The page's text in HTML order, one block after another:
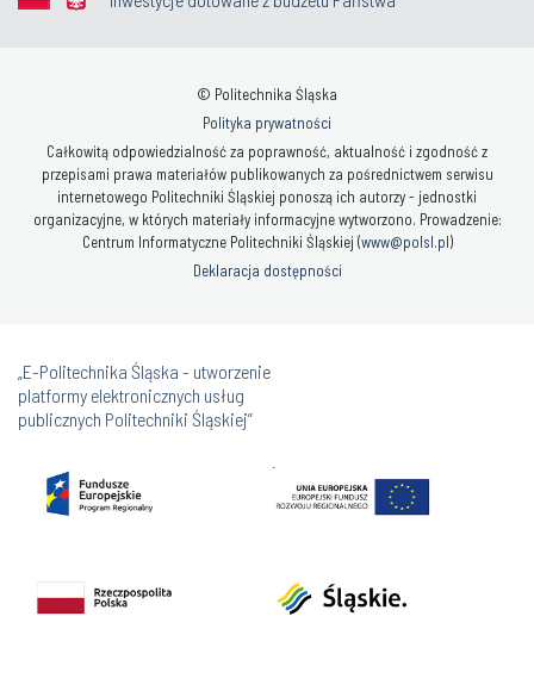
© Politechnika Śląska
Polityka prywatności
Całkowitą odpowiedzialność za poprawność, aktualność i zgodność z
przepisami prawa materiałów publikowanych za pośrednictwem serwisu
internetowego Politechniki Śląskiej ponoszą ich autorzy - jednostki
organizacyjne, w których materiały informacyjne wytworzono. Prowadzenie:
Centrum Informatyczne Politechniki Śląskiej (www@polsl.pl)
Deklaracja dostępności
„E-Politechnika Śląska - utworzenie
platformy elektronicznych usług
publicznych Politechniki Śląskiej”